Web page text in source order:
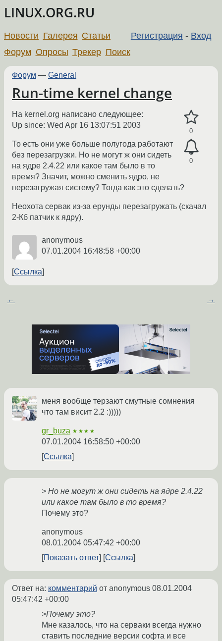
LINUX.ORG.RU
Регистрация - Вход
Новости Галерея Статьи
Форум Опросы Трекер Поиск
Форум — General
Run-time kernel change
0
0
На kernel.org написано следующее:
Up since: Wed Apr 16 13:07:51 2003
То есть они уже больше полугода работают
без перезагрузки. Но не могут ж они сидеть
на ядре 2.4.22 или какое там было в то
время? Значит, можно сменить ядро, не
перезагружая систему? Тогда как это сделать?
Неохота сервак из-за ерунды перезагружать (скачал
2-Кб патчик к ядру).
anonymous
07.01.2004 16:48:58 +00:00
Ссылка
← →
меня вообще терзают смутные сомнения
что там висит 2.2 :)))))
gr_buza ★★★★
07.01.2004 16:58:50 +00:00
Ссылка
> Но не могут ж они сидеть на ядре 2.4.22
или какое там было в то время?
Почему это?
anonymous
08.01.2004 05:47:42 +00:00
Показать ответ
Ссылка
Ответ на: комментарий от anonymous 08.01.2004
05:47:42 +00:00
>Почему это?
Мне казалось, что на серваки всегда нужно
ставить последние версии софта и все